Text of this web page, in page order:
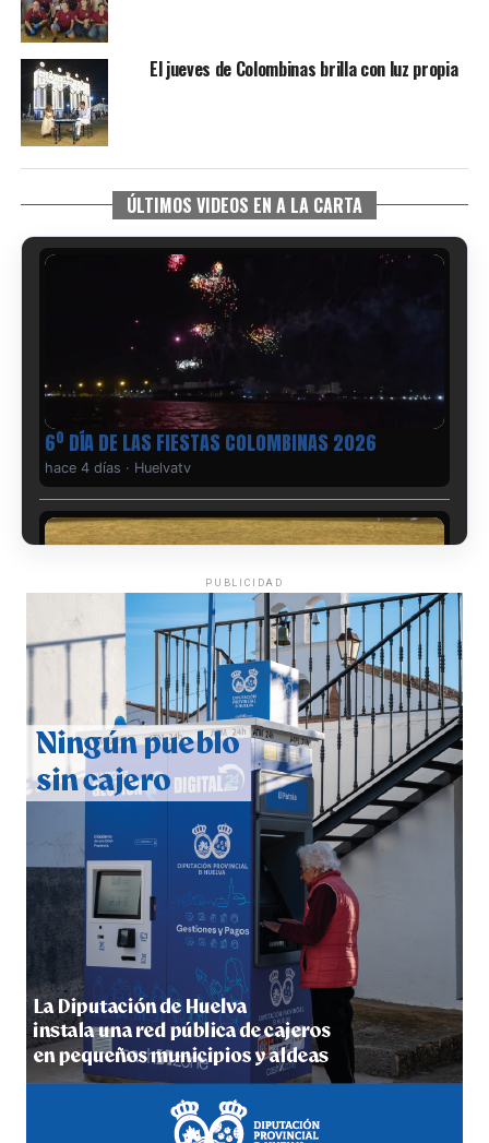
El jueves de Colombinas brilla con luz propia
ÚLTIMOS VIDEOS EN A LA CARTA
6º DÍA DE LAS FIESTAS COLOMBINAS 2026
hace 4 días · Huelvatv
QUINTA CORRIDA DE LAS FIESTAS COLOMBINAS
2026
hace 5 días·Huelvatv
5º DÍA DE LAS FIESTAS COLOMBINAS 2026
hace 5 días·Huelvatv
PUBLICIDAD